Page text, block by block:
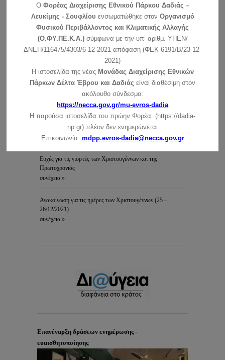
Συμμετοχή της μονάδας διαχείρισης στην εκδήλωση του
δήμου Σουφλίου
Η Μονάδα Διαχείρισης Εθνικών Πάρκων Δέλτα Έβρου,
Δαδιάς και Προστατευόμενων …συνέχεια »
Ανακοίνωση για τη λειτουργία του Κέντρου Ενημέρωσης –
Κυριακές και αργίες
Αγαπητοί φίλοι του Εθνικού Πάρκου: Σας ανακοινώνουμε ότι
το Κέντρο …συνέχεια »
Ανακοίνωση για τη λειτουργία του ΚΕ την Πρωτοχρονιά
συνέχεια »
Ευχές για τις γιορτές των Χριστουγέννων και της
Πρωτοχρονιάς
συνέχεια »
Ανακοίνωση για τις ημέρες των Χριστουγέννων (25 –
26/12/2021)
συνέχεια »
Επανέναρξη δράσεων ενημέρωσης -
ευαισθητοποίησης
O Φορέας Διαχείρισης Εθνικού Πάρκου Δαδιάς –
Λευκίμης - Σουφλίου ενσωματώθηκε στον Οργανισμό
Φυσικού Περιβάλλοντος και Κλιματικής Αλλαγής
(Ο.ΦΥ.ΠΕ.Κ.Α.)σύμφωνα με την υπ’ αριθμ. ΥΠΕΝ/
ΔΝΕΠ/116475/4303/6-12-2021 απόφαση (ΦΕΚ 6191/Β/23-12-
2021)
Η ιστοσελίδα της νέας Μονάδας Διαχείρισης Εθνικών
Πάρκων Δέλτα Έβρου και Δαδιάς είναι διαθέσιμη στον
ακόλουθο σύνδεσμο:
https://necca.gov.gr/mu-evros-dadia
Η παρούσα ιστοσελίδα του πρώην Φορέα (https://dadia-
np.gr) πλέον δεν ενημερώνεται
Επικοινωνία: mdpp.evros-dadia@necca.gov.gr